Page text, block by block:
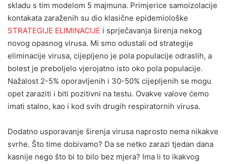
skladu s tim modelom 5 majmuna. Primjerice samoizolacije
kontakata zaraženih su dio klasične epidemiološke
STRATEGIJE ELIMINACIJE i sprječavanja širenja nekog
novog opasnog virusa. Mi smo odustali od strategije
eliminacije virusa, cijepljeno je pola populacije odraslih, a
bolest je preboljelo vjerojatno isto oko pola populacije.
Nažalost 2-5% oporavljenih i 30-50% cijepljenih se mogu
opet zaraziti i biti pozitivni na testu. Ovakve valove ćemo
imati stalno, kao i kod svih drugih respiratornih virusa.
Dodatno usporavanje širenja virusa naprosto nema nikakve
svrhe. Što time dobivamo? Da se netko zarazi tjedan dana
kasnije nego što bi to bilo bez mjera? Ima li to ikakvog